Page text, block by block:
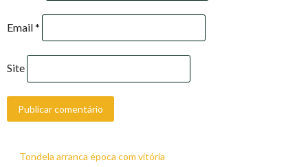
Email*
Site
Tondela arranca época com vitória